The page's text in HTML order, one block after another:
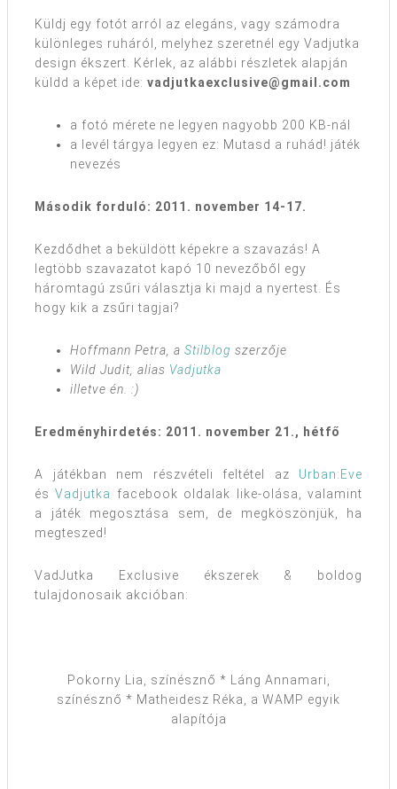
Küldj egy fotót arról az elegáns, vagy számodra
különleges ruháról, melyhez szeretnél egy Vadjutka
design ékszert. Kérlek, az alábbi részletek alapján
küldd a képet ide: vadjutkaexclusive@gmail.com
a fotó mérete ne legyen nagyobb 200 KB-nál
a levél tárgya legyen ez: Mutasd a ruhád! játék
nevezés
Második forduló: 2011. november 14-17.
Kezdődhet a beküldött képekre a szavazás! A
legtöbb szavazatot kapó 10 nevezőből egy
háromtagú zsűri választja ki majd a nyertest. És
hogy kik a zsűri tagjai?
Hoffmann Petra, a Stilblog szerzője
Wild Judit, alias Vadjutka
illetve én. :)
Eredményhirdetés: 2011. november 21., hétfő
A játékban nem részvételi feltétel az Urban:Eve
ésVadjutka facebook oldalak like-olása, valamint
a játék megosztása sem, de megköszönjük, ha
megteszed!
VadJutka Exclusive ékszerek & boldog
tulajdonosaik akcióban:
Pokorny Lia, színésznő * Láng Annamari,
színésznő * Matheidesz Réka, a WAMP egyik
alapítója